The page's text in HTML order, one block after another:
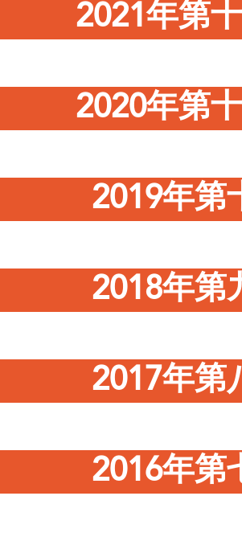
2021年第
2020年第
2019年第
2018年第
2017年第
2016年第